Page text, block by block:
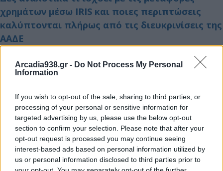
Arcadia938.gr - Do Not Process My Personal
Information
If you wish to opt-out of the sale, sharing to third parties, or
processing of your personal or sensitive information for
targeted advertising by us, please use the below opt-out
section to confirm your selection. Please note that after your
opt-out request is processed you may continue seeing
interest-based ads based on personal information utilized by
us or personal information disclosed to third parties prior to
χρημάτων μέσω IRIS και ποιες περιπτώσεις
καλύπτονται πλήρως από τις διευκρινίσεις της
ΑΑΔΕ
Διάβασε σχετικά
ΑΑΔΕ: Ξεκίνησε η λειτουργία του my1521 για
την εξυπηρέτηση των φορολογουμένων
Μελέτη φέρνει στο φως εκτεταμένη νοθεία σε
ελληνικά γιαούρτια και τυριά
Ποια επιδόματα και παροχές μένουν εκτός